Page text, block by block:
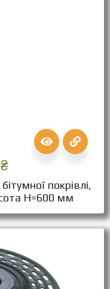
₴
покрівлі,
Н=600 мм